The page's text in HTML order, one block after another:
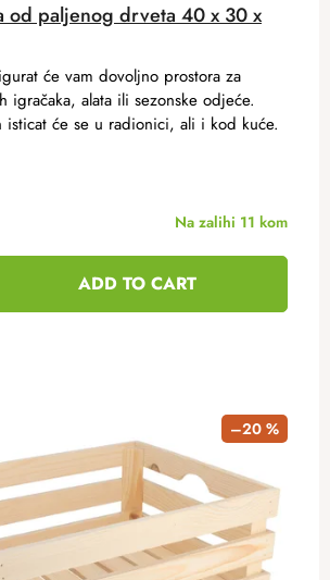
od paljenog drveta 40 x 30 x
Na zalihi 11 kom
ADD TO CART
će vam dovoljno prostora za
igračaka, alata ili sezonske odjeće.
isticat će se u radionici, ali i kod kuće.
–20 %